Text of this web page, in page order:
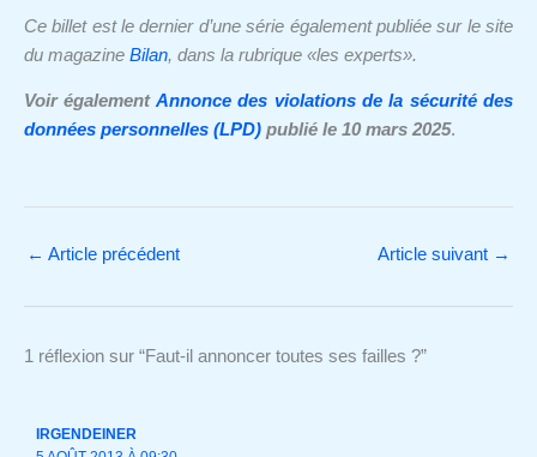
Ce billet est le dernier d’une série également publiée sur le site
du magazine Bilan, dans la rubrique «les experts».
Voir également Annonce des violations de la sécurité des
données personnelles (LPD) publié le 10 mars 2025.
← Article précédent Article suivant →
1 réflexion sur “Faut-il annoncer toutes ses failles ?”
IRGENDEINER